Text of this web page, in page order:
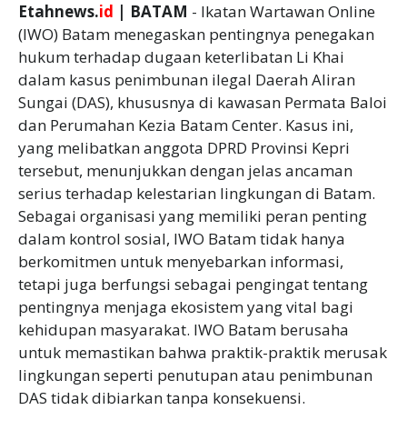
Etahnews.id | BATAM - Ikatan Wartawan Online
(IWO) Batam menegaskan pentingnya penegakan
hukum terhadap dugaan keterlibatan Li Khai
dalam kasus penimbunan ilegal Daerah Aliran
Sungai (DAS), khususnya di kawasan Permata Baloi
dan Perumahan Kezia Batam Center. Kasus ini,
yang melibatkan anggota DPRD Provinsi Kepri
tersebut, menunjukkan dengan jelas ancaman
serius terhadap kelestarian lingkungan di Batam.
Sebagai organisasi yang memiliki peran penting
dalam kontrol sosial, IWO Batam tidak hanya
berkomitmen untuk menyebarkan informasi,
tetapi juga berfungsi sebagai pengingat tentang
pentingnya menjaga ekosistem yang vital bagi
kehidupan masyarakat. IWO Batam berusaha
untuk memastikan bahwa praktik-praktik merusak
lingkungan seperti penutupan atau penimbunan
DAS tidak dibiarkan tanpa konsekuensi.